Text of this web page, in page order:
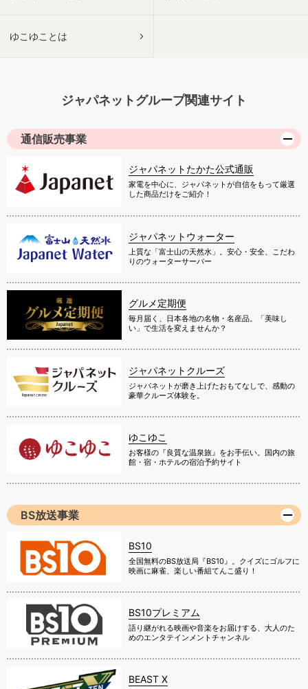
ゆこゆことは
ジャパネットグループ関連サイト
通信販売事業
ジャパネットたかた公式通販
家電を中心に、ジャパネットが自信をもって厳選
した商品だけをご紹介！
ジャパネットウォーター
上質な「富士山の天然水」。安心・安全、こだわ
りのウォーターサーバー
グルメ定期便
毎月届く、日本各地の名物・名産品。「美味し
い」で生活を変えませんか？
ジャパネットクルーズ
ジャパネットが磨き上げたおもてなしで、感動の
豪華クルーズ体験を。
ゆこゆこ
お客様の『良質な温泉旅』をお手伝い。国内の旅
館・宿・ホテルの宿泊予約サイト
BS放送事業
BS10
全国無料のBS放送局『BS10』。クイズにゴルフに
映画に麻雀、楽しい番組てんこ盛り！
BS10プレミアム
語り継がれる映画や音楽をお届けする、大人のた
めのエンタテインメントチャンネル
BEAST X